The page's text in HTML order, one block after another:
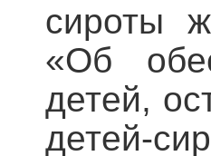
сироты
«Об
детей,
детей-